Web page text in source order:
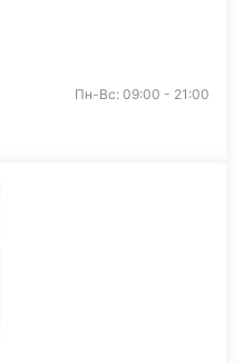
Пн-Вс: 09:00 - 21:00